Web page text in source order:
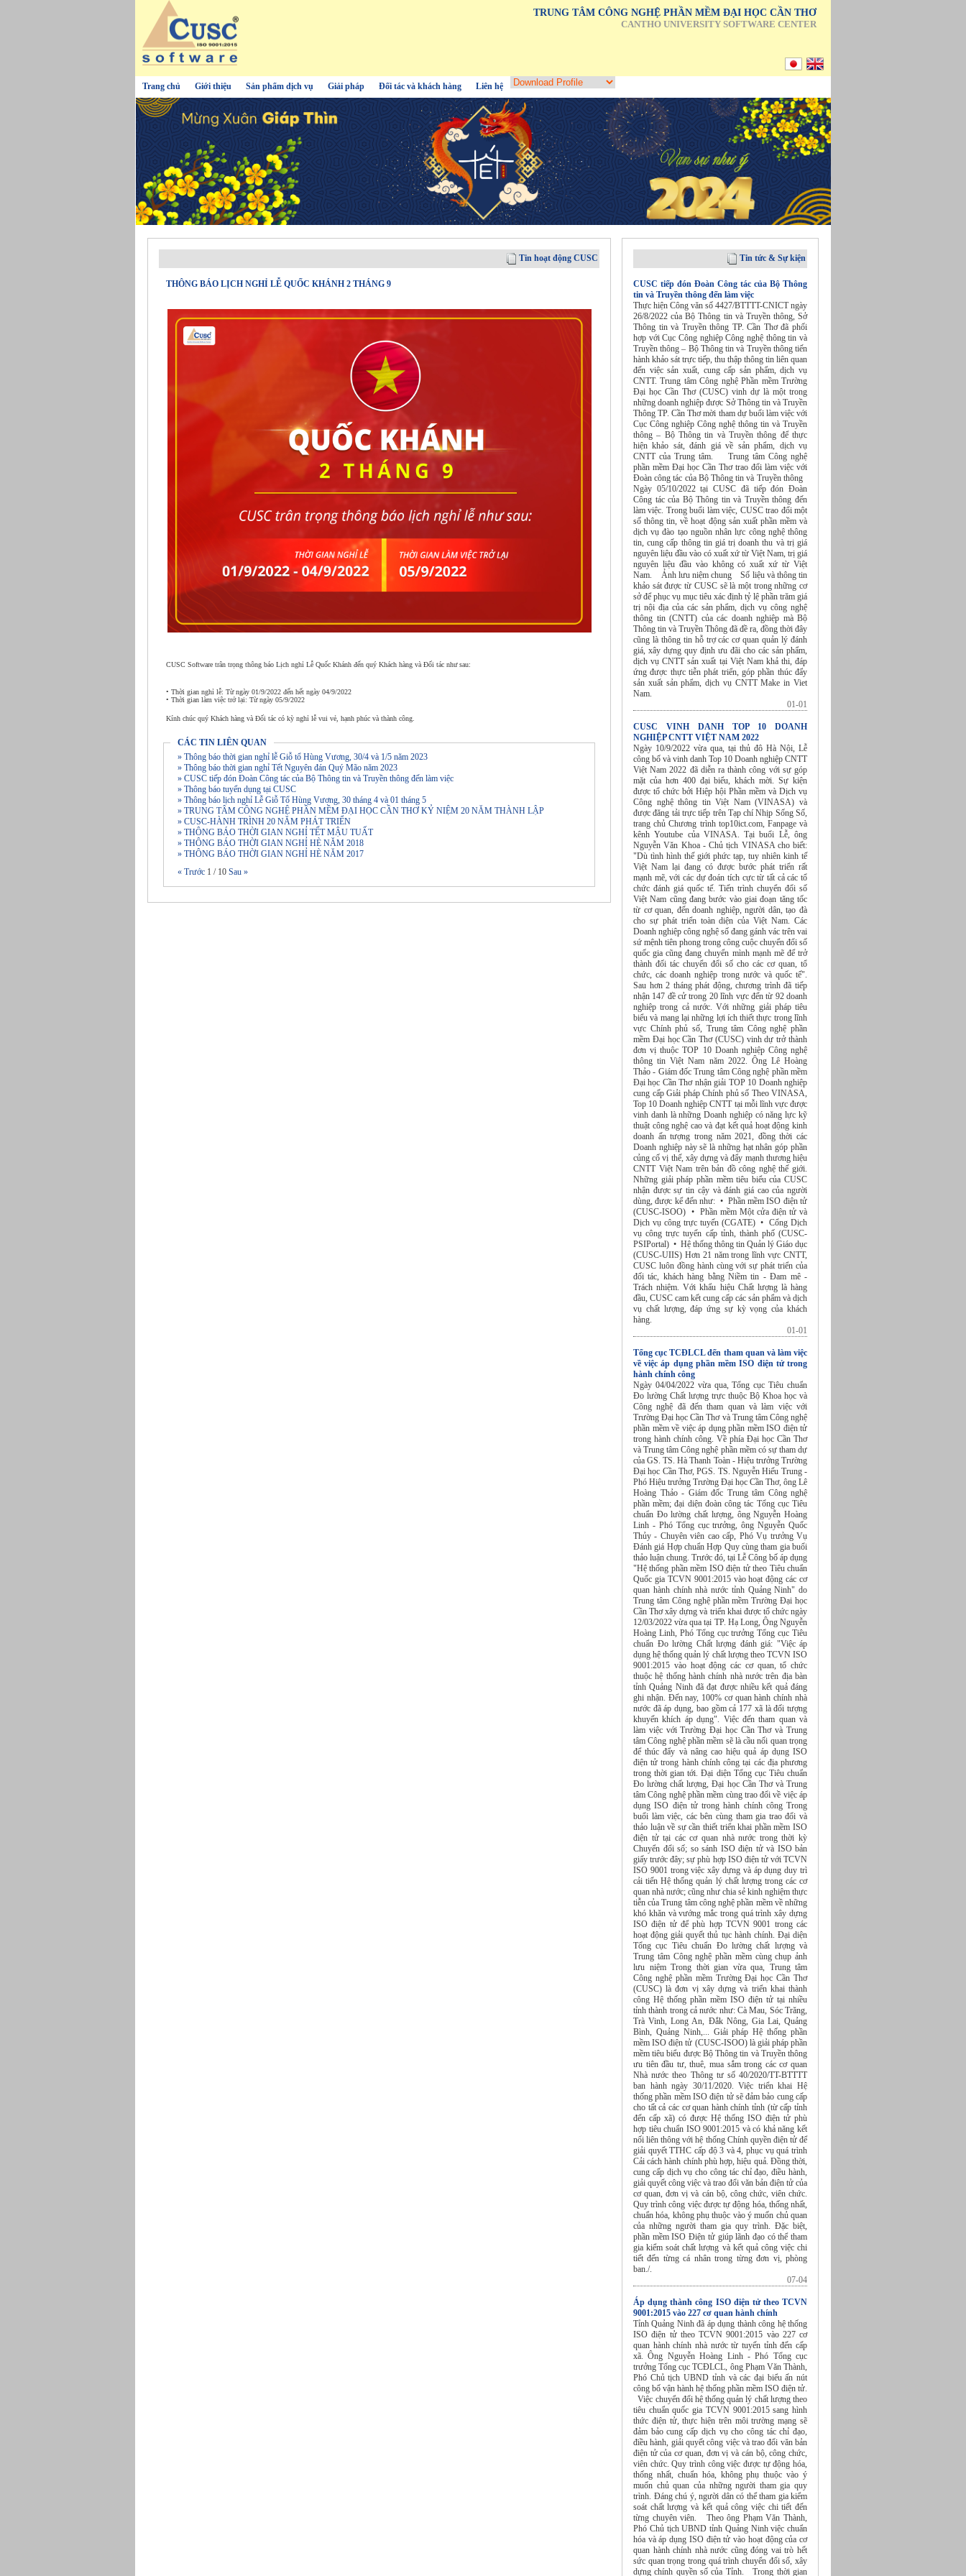
TRUNG TÂM CÔNG NGHỆ PHẦN MỀM ĐẠI HỌC CẦN THƠ
CANTHO UNIVERSITY SOFTWARE CENTER
Trang chủ Giới thiệu Sản phẩm dịch vụ Giải pháp Đối tác và khách hàng Liên hệ
Tin hoạt động CUSC
THÔNG BÁO LỊCH NGHỈ LỄ QUỐC KHÁNH 2 THÁNG 9
CUSC Software trân trọng thông báo Lịch nghỉ Lễ Quốc Khánh đến quý Khách hàng và Đối tác như sau:
• Thời gian nghỉ lễ: Từ ngày 01/9/2022 đến hết ngày 04/9/2022
• Thời gian làm việc trở lại: Từ ngày 05/9/2022
Kính chúc quý Khách hàng và Đối tác có kỳ nghỉ lễ vui vẻ, hạnh phúc và thành công.
CÁC TIN LIÊN QUAN
» Thông báo thời gian nghỉ lễ Giỗ tổ Hùng Vương, 30/4 và 1/5 năm 2023
» Thông báo thời gian nghỉ Tết Nguyên đán Quý Mão năm 2023
» CUSC tiếp đón Đoàn Công tác của Bộ Thông tin và Truyền thông đến làm việc
» Thông báo tuyển dụng tại CUSC
» Thông báo lịch nghỉ Lễ Giỗ Tổ Hùng Vương, 30 tháng 4 và 01 tháng 5
» TRUNG TÂM CÔNG NGHỆ PHẦN MỀM ÐẠI HỌC CẦN THƠ KỶ NIỆM 20 NĂM THÀNH LẬP
» CUSC-HÀNH TRÌNH 20 NĂM PHÁT TRIỂN
» THÔNG BÁO THỜI GIAN NGHỈ TẾT MẬU TUẤT
» THÔNG BÁO THỜI GIAN NGHỈ HÈ NĂM 2018
» THÔNG BÁO THỜI GIAN NGHỈ HÈ NĂM 2017
« Trước 1 / 10 Sau »
Tin tức & Sự kiện
CUSC tiếp đón Đoàn Công tác của Bộ Thông
tin và Truyền thông đến làm việc
Thực hiện Công văn số 4427/BTTTT-CNICT ngày
26/8/2022 của Bộ Thông tin và Truyền thông, Sở
Thông tin và Truyền thông TP. Cần Thơ đã phối
hợp với Cục Công nghiệp Công nghệ thông tin và
Truyền thông – Bộ Thông tin và Truyền thông tiến
hành khảo sát trực tiếp, thu thập thông tin liên quan
đến việc sản xuất, cung cấp sản phẩm, dịch vụ
CNTT. Trung tâm Công nghệ Phần mềm Trường
Đại học Cần Thơ (CUSC) vinh dự là một trong
những doanh nghiệp được Sở Thông tin và Truyền
Thông TP. Cần Thơ mời tham dự buổi làm việc với
Cục Công nghiệp Công nghệ thông tin và Truyền
thông – Bộ Thông tin và Truyền thông để thực
hiện khảo sát, đánh giá về sản phẩm, dịch vụ
CNTT của Trung tâm. Trung tâm Công nghệ
phần mềm Đại học Cần Thơ trao đổi làm việc với
Đoàn công tác của Bộ Thông tin và Truyền thông
Ngày 05/10/2022 tại CUSC đã tiếp đón Đoàn
Công tác của Bộ Thông tin và Truyền thông đến
làm việc. Trong buổi làm việc, CUSC trao đổi một
số thông tin, về hoạt động sản xuất phần mềm và
dịch vụ đào tạo nguồn nhân lực công nghệ thông
tin, cung cấp thông tin giá trị doanh thu và trị giá
nguyên liệu đầu vào có xuất xứ từ Việt Nam, trị giá
nguyên liệu đầu vào không có xuất xứ từ Việt
Nam. Ảnh lưu niệm chung Số liệu và thông tin
khảo sát được từ CUSC sẽ là một trong những cơ
sở để phục vụ mục tiêu xác định tỷ lệ phần trăm giá
trị nội địa của các sản phẩm, dịch vụ công nghệ
thông tin (CNTT) của các doanh nghiệp mà Bộ
Thông tin và Truyền Thông đã đề ra, đồng thời đây
cũng là thông tin hỗ trợ các cơ quan quản lý đánh
giá, xây dựng quy định ưu đãi cho các sản phẩm,
dịch vụ CNTT sản xuất tại Việt Nam khả thi, đáp
ứng được thực tiễn phát triển, góp phần thúc đẩy
sản xuất sản phẩm, dịch vụ CNTT Make in Viet
Nam.
01-01
CUSC VINH DANH TOP 10 DOANH
NGHIỆP CNTT VIỆT NAM 2022
Ngày 10/9/2022 vừa qua, tại thủ đô Hà Nội, Lễ
công bố và vinh danh Top 10 Doanh nghiệp CNTT
Việt Nam 2022 đã diễn ra thành công với sự góp
mặt của hơn 400 đại biểu, khách mời. Sự kiện
được tổ chức bởi Hiệp hội Phần mềm và Dịch vụ
Công nghệ thông tin Việt Nam (VINASA) và
được đăng tải trực tiếp trên Tạp chí Nhịp Sống Số,
trang chủ Chương trình top10ict.com, Fanpage và
kênh Youtube của VINASA. Tại buổi Lễ, ông
Nguyễn Văn Khoa - Chủ tịch VINASA cho biết:
"Dù tình hình thế giới phức tạp, tuy nhiên kinh tế
Việt Nam lại đang có được bước phát triển rất
mạnh mẽ, với các dự đoán tích cực từ tất cả các tổ
chức đánh giá quốc tế. Tiến trình chuyển đổi số
Việt Nam cũng đang bước vào giai đoạn tăng tốc
từ cơ quan, đến doanh nghiệp, người dân, tạo đà
cho sự phát triển toàn diện của Việt Nam. Các
Doanh nghiệp công nghệ số đang gánh vác trên vai
sứ mệnh tiên phong trong công cuộc chuyển đổi số
quốc gia cũng đang chuyển mình mạnh mẽ để trở
thành đối tác chuyển đổi số cho các cơ quan, tổ
chức, các doanh nghiệp trong nước và quốc tế".
Sau hơn 2 tháng phát động, chương trình đã tiếp
nhận 147 đề cử trong 20 lĩnh vực đến từ 92 doanh
nghiệp trong cả nước. Với những giải pháp tiêu
biểu và mang lại những lợi ích thiết thực trong lĩnh
vực Chính phủ số, Trung tâm Công nghệ phần
mềm Đại học Cần Thơ (CUSC) vinh dự trở thành
đơn vị thuộc TOP 10 Doanh nghiệp Công nghệ
thông tin Việt Nam năm 2022. Ông Lê Hoàng
Thảo - Giám đốc Trung tâm Công nghệ phần mềm
Đại học Cần Thơ nhận giải TOP 10 Doanh nghiệp
cung cấp Giải pháp Chính phủ số Theo VINASA,
Top 10 Doanh nghiệp CNTT tại mỗi lĩnh vực được
vinh danh là những Doanh nghiệp có năng lực kỹ
thuật công nghệ cao và đạt kết quả hoạt động kinh
doanh ấn tượng trong năm 2021, đồng thời các
Doanh nghiệp này sẽ là những hạt nhân góp phần
củng cố vị thế, xây dựng và đẩy mạnh thương hiệu
CNTT Việt Nam trên bản đồ công nghệ thế giới.
Những giải pháp phần mềm tiêu biểu của CUSC
nhận được sự tin cậy và đánh giá cao của người
dùng, được kể đến như: • Phần mềm ISO điện tử
(CUSC-ISOO) • Phần mềm Một cửa điện tử và
Dịch vụ công trực tuyến (CGATE) • Cổng Dịch
vụ công trực tuyến cấp tỉnh, thành phố (CUSC-
PSIPortal) • Hệ thống thông tin Quản lý Giáo dục
(CUSC-UIIS) Hơn 21 năm trong lĩnh vực CNTT,
CUSC luôn đồng hành cùng với sự phát triển của
đối tác, khách hàng bằng Niềm tin - Đam mê -
Trách nhiệm. Với khẩu hiệu Chất lượng là hàng
đầu, CUSC cam kết cung cấp các sản phẩm và dịch
vụ chất lượng, đáp ứng sự kỳ vọng của khách
hàng.
01-01
Tổng cục TCĐLCL đến tham quan và làm việc
về việc áp dụng phần mềm ISO điện tử trong
hành chính công
Ngày 04/04/2022 vừa qua, Tổng cục Tiêu chuẩn
Đo lường Chất lượng trực thuộc Bộ Khoa học và
Công nghệ đã đến tham quan và làm việc với
Trường Đại học Cần Thơ và Trung tâm Công nghệ
phần mềm về việc áp dụng phần mềm ISO điện tử
trong hành chính công. Về phía Đại học Cần Thơ
và Trung tâm Công nghệ phần mềm có sự tham dự
của GS. TS. Hà Thanh Toàn - Hiệu trưởng Trường
Đại học Cần Thơ, PGS. TS. Nguyễn Hiếu Trung -
Phó Hiệu trưởng Trường Đại học Cần Thơ, ông Lê
Hoàng Thảo - Giám đốc Trung tâm Công nghệ
phần mềm; đại diện đoàn công tác Tổng cục Tiêu
chuẩn Đo lường chất lượng, ông Nguyễn Hoàng
Linh - Phó Tổng cục trưởng, ông Nguyễn Quốc
Thủy - Chuyên viên cao cấp, Phó Vụ trưởng Vụ
Đánh giá Hợp chuẩn Hợp Quy cùng tham gia buổi
thảo luận chung. Trước đó, tại Lễ Công bố áp dụng
"Hệ thống phần mềm ISO điện tử theo Tiêu chuẩn
Quốc gia TCVN 9001:2015 vào hoạt động các cơ
quan hành chính nhà nước tỉnh Quảng Ninh" do
Trung tâm Công nghệ phần mềm Trường Đại học
Cần Thơ xây dựng và triển khai được tổ chức ngày
12/03/2022 vừa qua tại TP. Hạ Long, Ông Nguyễn
Hoàng Linh, Phó Tổng cục trưởng Tổng cục Tiêu
chuẩn Đo lường Chất lượng đánh giá: "Việc áp
dụng hệ thống quản lý chất lượng theo TCVN ISO
9001:2015 vào hoạt động các cơ quan, tổ chức
thuộc hệ thống hành chính nhà nước trên địa bàn
tỉnh Quảng Ninh đã đạt được nhiều kết quả đáng
ghi nhận. Đến nay, 100% cơ quan hành chính nhà
nước đã áp dụng, bao gồm cả 177 xã là đối tượng
khuyến khích áp dụng". Việc đến tham quan và
làm việc với Trường Đại học Cần Thơ và Trung
tâm Công nghệ phần mềm sẽ là cầu nối quan trọng
để thúc đẩy và nâng cao hiệu quả áp dụng ISO
điện tử trong hành chính công tại các địa phương
trong thời gian tới. Đại diện Tổng cục Tiêu chuẩn
Đo lường chất lượng, Đại học Cần Thơ và Trung
tâm Công nghệ phần mềm cùng trao đổi về việc áp
dụng ISO điện tử trong hành chính công Trong
buổi làm việc, các bên cùng tham gia trao đổi và
thảo luận về sự cần thiết triển khai phần mềm ISO
điện tử tại các cơ quan nhà nước trong thời kỳ
Chuyển đổi số; so sánh ISO điện tử và ISO bản
giấy trước đây; sự phù hợp ISO điện tử với TCVN
ISO 9001 trong việc xây dựng và áp dụng duy trì
cải tiến Hệ thống quản lý chất lượng trong các cơ
quan nhà nước; cũng như chia sẻ kinh nghiệm thực
tiễn của Trung tâm công nghệ phần mềm về những
khó khăn và vướng mắc trong quá trình xây dựng
ISO điện tử để phù hợp TCVN 9001 trong các
hoạt động giải quyết thủ tục hành chính. Đại diện
Tổng cục Tiêu chuẩn Đo lường chất lượng và
Trung tâm Công nghệ phần mềm cùng chụp ảnh
lưu niệm Trong thời gian vừa qua, Trung tâm
Công nghệ phần mềm Trường Đại học Cần Thơ
(CUSC) là đơn vị xây dựng và triển khai thành
công Hệ thống phần mềm ISO điện tử tại nhiều
tỉnh thành trong cả nước như: Cà Mau, Sóc Trăng,
Trà Vinh, Long An, Đắk Nông, Gia Lai, Quảng
Bình, Quảng Ninh,... Giải pháp Hệ thống phần
mềm ISO điện tử (CUSC-ISOO) là giải pháp phần
mềm tiêu biểu được Bộ Thông tin và Truyền thông
ưu tiên đầu tư, thuê, mua sắm trong các cơ quan
Nhà nước theo Thông tư số 40/2020/TT-BTTTT
ban hành ngày 30/11/2020. Việc triển khai Hệ
thống phần mềm ISO điện tử sẽ đảm bảo cung cấp
cho tất cả các cơ quan hành chính tỉnh (từ cấp tỉnh
đến cấp xã) có được Hệ thống ISO điện tử phù
hợp tiêu chuẩn ISO 9001:2015 và có khả năng kết
nối liên thông với hệ thống Chính quyền điện tử để
giải quyết TTHC cấp độ 3 và 4, phục vụ quá trình
Cải cách hành chính phù hợp, hiệu quả. Đồng thời,
cung cấp dịch vụ cho công tác chỉ đạo, điều hành,
giải quyết công việc và trao đổi văn bản điện tử của
cơ quan, đơn vị và cán bộ, công chức, viên chức.
Quy trình công việc được tự động hóa, thống nhất,
chuẩn hóa, không phụ thuộc vào ý muốn chủ quan
của những người tham gia quy trình. Đặc biệt,
phần mềm ISO Điện tử giúp lãnh đạo có thể tham
gia kiểm soát chất lượng và kết quả công việc chi
tiết đến từng cá nhân trong từng đơn vị, phòng
ban./.
07-04
Áp dụng thành công ISO điện tử theo TCVN
9001:2015 vào 227 cơ quan hành chính
Tỉnh Quảng Ninh đã áp dụng thành công hệ thống
ISO điện tử theo TCVN 9001:2015 vào 227 cơ
quan hành chính nhà nước từ tuyến tỉnh đến cấp
xã. Ông Nguyễn Hoàng Linh - Phó Tổng cục
trưởng Tổng cục TCĐLCL, ông Phạm Văn Thành,
Phó Chủ tịch UBND tỉnh và các đại biểu ấn nút
công bố vận hành hệ thống phần mềm ISO điện tử.
Việc chuyển đổi hệ thống quản lý chất lượng theo
tiêu chuẩn quốc gia TCVN 9001:2015 sang hình
thức điện tử, thực hiện trên môi trường mạng sẽ
đảm bảo cung cấp dịch vụ cho công tác chỉ đạo,
điều hành, giải quyết công việc và trao đổi văn bản
điện tử của cơ quan, đơn vị và cán bộ, công chức,
viên chức. Quy trình công việc được tự động hóa,
thống nhất, chuẩn hóa, không phụ thuộc vào ý
muốn chủ quan của những người tham gia quy
trình. Đáng chú ý, người dân có thể tham gia kiểm
soát chất lượng và kết quả công việc chi tiết đến
từng chuyên viên. Theo ông Phạm Văn Thành,
Phó Chủ tịch UBND tỉnh Quảng Ninh việc chuẩn
hóa và áp dụng ISO điện tử vào hoạt động của cơ
quan hành chính nhà nước cũng đóng vai trò hết
sức quan trọng trong quá trình chuyển đổi số, xây
dựng chính quyền số của Tỉnh. Trong thời gian